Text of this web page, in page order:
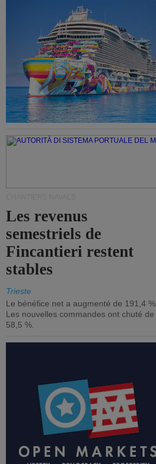
Les revenus
semestriels de
Fincantieri restent
stables
Trieste
Le bénéfice net a augmenté de 191,4 %.
Les nouvelles commandes ont chuté de
58,5 %.